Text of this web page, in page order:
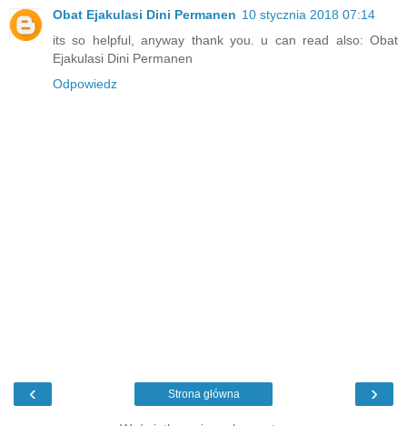
Obat Ejakulasi Dini Permanen 10 stycznia 2018 07:14
its so helpful, anyway thank you. u can read also: Obat
Ejakulasi Dini Permanen
Odpowiedz
‹ ›
Strona główna